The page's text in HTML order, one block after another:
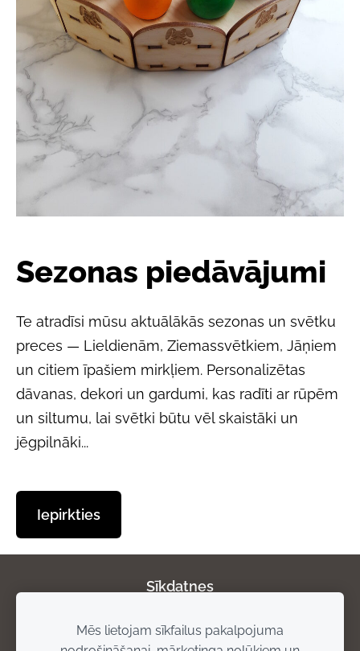
Sezonas piedāvājumi
Te atradīsi mūsu aktuālākās sezonas un svētku
preces — Lieldienām, Ziemassvētkiem, Jāņiem
un citiem īpašiem mirkļiem. Personalizētas
dāvanas, dekori un gardumi, kas radīti ar rūpēm
un siltumu, lai svētki būtu vēl skaistāki un
jēgpilnāki...
​Iepirkties​
Sīkdatnes
Par mums Privātuma politika Atgriešanas
Mēs lietojam sīkfailus pakalpojuma